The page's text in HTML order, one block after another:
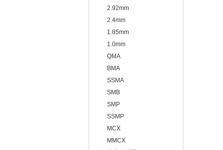
2.92mm
2.4mm
1.85mm
1.0mm
QMA
BMA
SSMA
SMB
SMP
SSMP
MCX
MMCX